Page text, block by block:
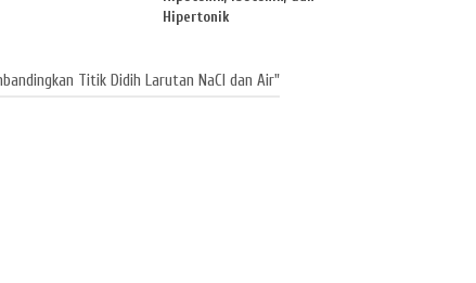
Hipertonik
Titik Didih Larutan NaCl dan Air"